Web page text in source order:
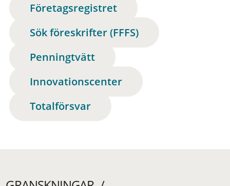
Företagsregistret
Sök föreskrifter (FFFS)
Penningtvätt
Innovationscenter
Totalförsvar